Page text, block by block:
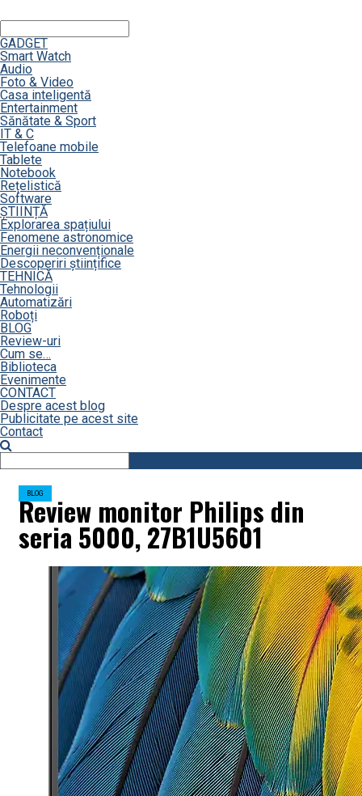
GADGET
Smart Watch
Audio
Foto & Video
Casa inteligentă
Entertainment
Sănătate & Sport
IT & C
Telefoane mobile
Tablete
Notebook
Rețelistică
Software
ȘTIINȚĂ
Explorarea spațiului
Fenomene astronomice
Energii neconvenționale
Descoperiri științifice
TEHNICĂ
Tehnologii
Automatizări
Roboți
BLOG
Review-uri
Cum se…
Biblioteca
Evenimente
CONTACT
Despre acest blog
Publicitate pe acest site
Contact
BLOG
Review monitor Philips din
seria 5000, 27B1U5601